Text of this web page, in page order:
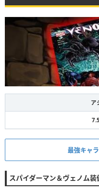
ア
最強キャ
スパイダーマン＆ヴェノム